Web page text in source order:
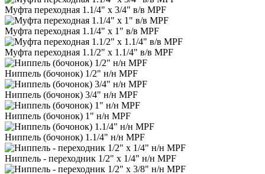
Муфта переходная 1.1/4" х 3/4" в/в MPF
Муфта переходная 1.1/4" х 1" в/в MPF
Муфта переходная 1.1/2" х 1.1/4" в/в MPF
Ниппель (бочонок) 1/2" н/н MPF
Ниппель (бочонок) 3/4" н/н MPF
Ниппель (бочонок) 1" н/н MPF
Ниппель (бочонок) 1.1/4" н/н MPF
Ниппель - переходник 1/2" х 1/4" н/н MPF